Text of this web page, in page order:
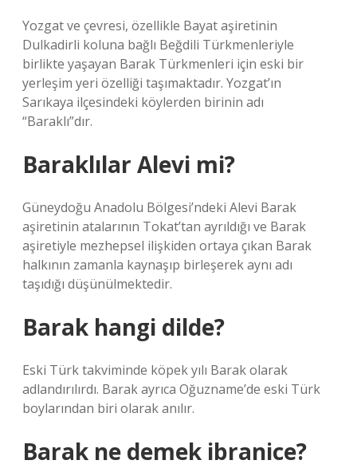
Yozgat ve çevresi, özellikle Bayat aşiretinin
Dulkadirli koluna bağlı Beğdili Türkmenleriyle
birlikte yaşayan Barak Türkmenleri için eski bir
yerleşim yeri özelliği taşımaktadır. Yozgat’ın
Sarıkaya ilçesindeki köylerden birinin adı
“Baraklı”dır.
Baraklılar Alevi mi?
Güneydoğu Anadolu Bölgesi’ndeki Alevi Barak
aşiretinin atalarının Tokat’tan ayrıldığı ve Barak
aşiretiyle mezhepsel ilişkiden ortaya çıkan Barak
halkının zamanla kaynaşıp birleşerek aynı adı
taşıdığı düşünülmektedir.
Barak hangi dilde?
Eski Türk takviminde köpek yılı Barak olarak
adlandırılırdı. Barak ayrıca Oğuzname’de eski Türk
boylarından biri olarak anılır.
Barak ne demek ibranice?